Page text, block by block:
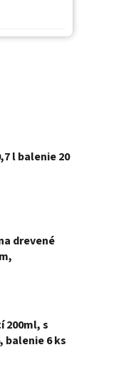
l balenie 20
drevené
200ml, s
balenie 6 ks